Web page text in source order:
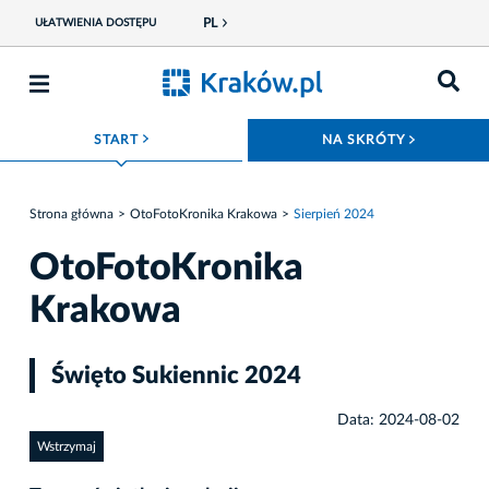
UŁATWIENIA DOSTĘPU PL
START ROZWIŃ MENU NA SKRÓTY
Strona główna OtoFotoKronika Krakowa Sierpień 2024
OtoFotoKronika
Krakowa
Święto Sukiennic 2024
Data: 2024-08-02
Wstrzymaj